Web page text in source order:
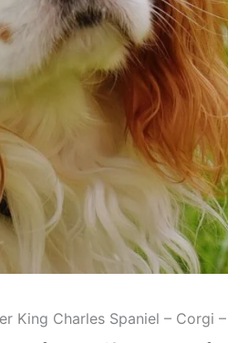
King Charles Spaniel – Corgi